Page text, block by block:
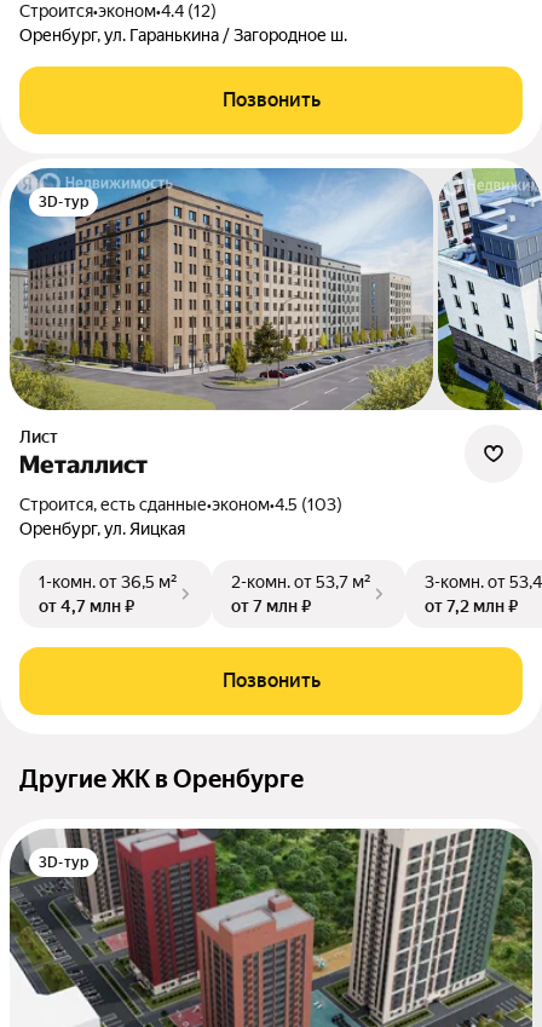
Строится•эконом•4.4 (12)
Оренбург, ул. Гаранькина / Загородное ш.
Позвонить
3D-тур
Лист
Металлист
Строится, есть сданные•эконом•4.5 (103)
Оренбург, ул. Яицкая
1-комн.от 36,5 м²
от 4,7 млн ₽
2-комн.от 53,7 м²
от 7 млн ₽
3-комн.от
от 7,2 млн ₽
Позвонить
Другие ЖК в Оренбурге
3D-тур